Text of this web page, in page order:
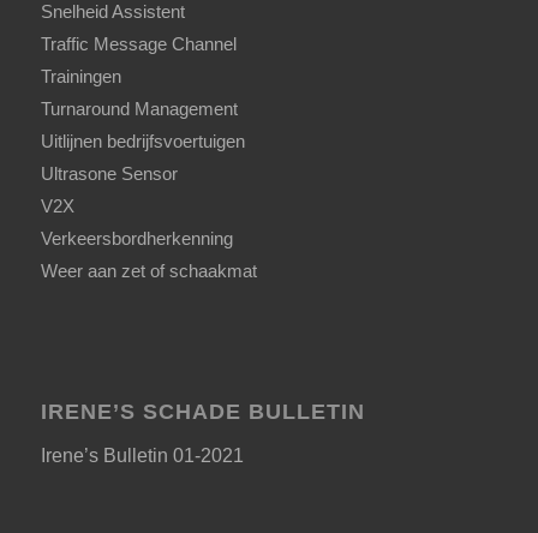
Snelheid Assistent
Traffic Message Channel
Trainingen
Turnaround Management
Uitlijnen bedrijfsvoertuigen
Ultrasone Sensor
V2X
Verkeersbordherkenning
Weer aan zet of schaakmat
IRENE’S SCHADE BULLETIN
Irene’s Bulletin 01-2021